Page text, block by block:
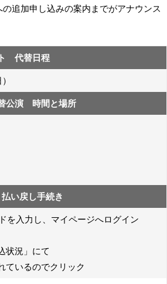
追加申し込みの案内までがアナウンス
代替日程
公演 時間と場所
い戻し手続き
を入力し、マイページへログイン
状況」にて
ているのでクリック